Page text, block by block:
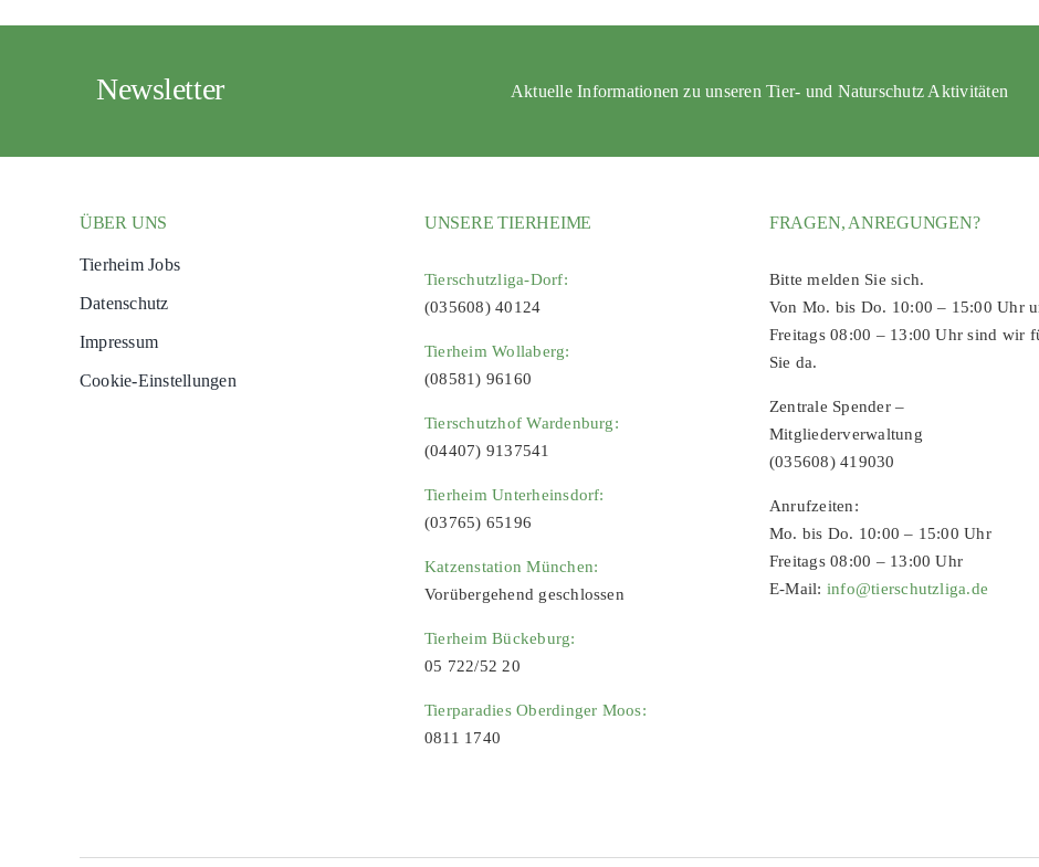
Newsletter Aktuelle Informationen zu unseren Tier- und Naturschutz Aktivitäten
ÜBER UNS
Tierheim Jobs
Datenschutz
Impressum
Cookie-Einstellungen
UNSERE TIERHEIME
Tierschutzliga-Dorf:
(035608) 40124
Tierheim Wollaberg:
(08581) 96160
Tierschutzhof Wardenburg:
(04407) 9137541
Tierheim Unterheinsdorf:
(03765) 65196
Katzenstation München:
Vorübergehend geschlossen
Tierheim Bückeburg:
05 722/52 20
Tierparadies Oberdinger Moos:
0811 1740
FRAGEN, ANREGUNGEN?
Bitte melden Sie sich.
Von Mo. bis Do. 10:00 – 15:00 Uhr
Freitags 08:00 – 13:00 Uhr sind wir
Sie da.
Zentrale Spender –
Mitgliederverwaltung
(035608) 419030
Anrufzeiten:
Mo. bis Do. 10:00 – 15:00 Uhr
Freitags 08:00 – 13:00 Uhr
E-Mail: info@tierschutzliga.de